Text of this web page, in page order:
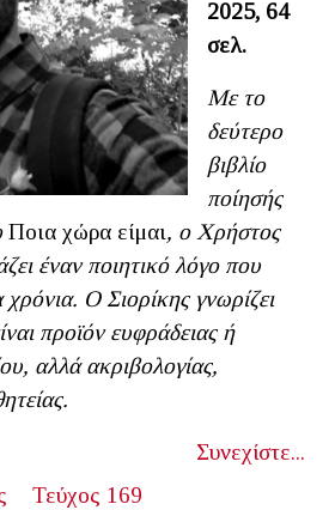
2025, 64
σελ.
Με το
δεύτερο
βιβλίο
ποίησής
Ποια χώρα είμαι, ο Χρήστος
έναν ποιητικό λόγο που
Ο Σιορίκης γνωρίζει
προϊόν ευφράδειας ή
αλλά ακριβολογίας,
Συνεχίστε...
Τεύχος 169